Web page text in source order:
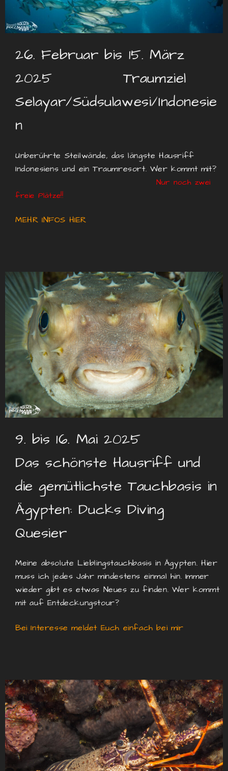
26. Februar bis 15. März
2025 Traumziel
Selayar/Südsulawesi/Indonesie
n
Unberührte Steilwände, das längste Hausriff
Indonesiens und ein Traumresort. Wer kommt mit?
Nur noch zwei
freie Plätze!!
MEHR INFOS HIER
9. bis 16. Mai 2025
Das schönste Hausriff und
die gemütlichste Tauchbasis in
Ägypten: Ducks Diving
Quesier
Meine absolute Lieblingstauchbasis in Ägypten. Hier
muss ich jedes Jahr mindestens einmal hin. Immer
wieder gibt es etwas Neues zu finden. Wer kommt
mit auf Entdeckungstour?
Bei Interesse meldet Euch einfach bei mir